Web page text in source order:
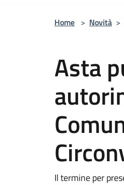
Home > Novità >
Asta
Il termine per